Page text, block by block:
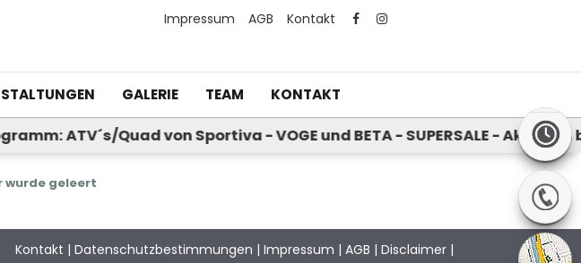
Impressum AGB Kontakt
GALERIE TEAM KONTAKT
ATV´s/Quad von Sportiva - VOGE und BETA - SUPERSALE -
wurde geleert
Kontakt | Datenschutzbestimmungen | Impressum | AGB | Disclaimer|